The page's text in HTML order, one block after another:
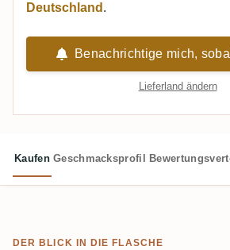
Deutschland .
Benachrichtige mich,
Lieferland ändern
Kaufen Geschmacksprofil
DER BLICK IN DIE FLASCHE